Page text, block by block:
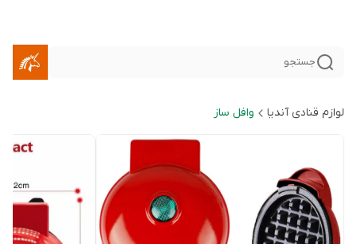
جستجو
لوازم قنادی آندیا وافل ساز